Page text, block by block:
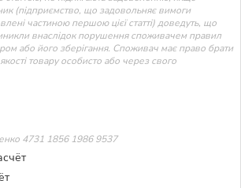
(підприємство, що задовольняє вимоги
частиною першою цієї статті) доведуть, що
внаслідок порушення споживачем правил
або його зберігання. Споживач має право брати
товару особисто або через свого
4731 1856 1986 9537